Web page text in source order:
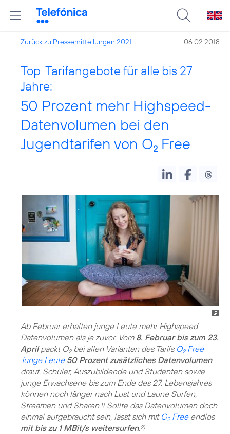
Zurück zu Pressemitteilungen 2021 06.02.2018
Top-Tarifangebote für alle bis 27
Jahre:
50 Prozent mehr Highspeed-
Datenvolumen bei den
Jugendtarifen von O2 Free
Ab Februar erhalten junge Leute mehr Highspeed-
Datenvolumen als je zuvor. Vom 8. Februar bis zum 23.
Aprilpackt O2bei allen Varianten des Tarifs O2Free
Junge Leute 50 Prozent zusätzliches Datenvolumen
drauf. Schüler, Auszubildende und Studenten sowie
junge Erwachsene bis zum Ende des 27. Lebensjahres
können noch länger nach Lust und Laune Surfen,
Streamen und Sharen.1) Sollte das Datenvolumen doch
einmal aufgebraucht sein, lässt sich mit O2Freeendlos
mit bis zu 1 MBit/s weitersurfen.2)